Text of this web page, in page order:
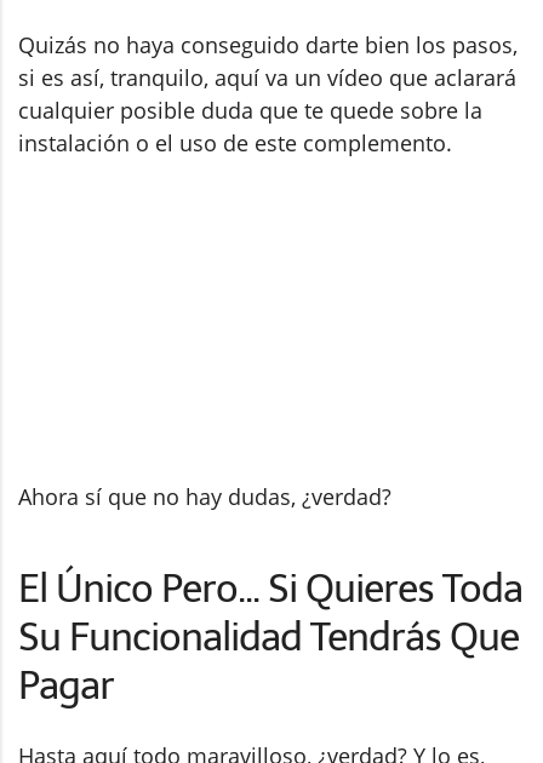
Quizás no haya conseguido darte bien los pasos,
si es así, tranquilo, aquí va un vídeo que aclarará
cualquier posible duda que te quede sobre la
instalación o el uso de este complemento.
Ahora sí que no hay dudas, ¿verdad?
El Único Pero... Si Quieres Toda
Su Funcionalidad Tendrás Que
Pagar
Hasta aquí todo maravilloso, ¿verdad? Y lo es,